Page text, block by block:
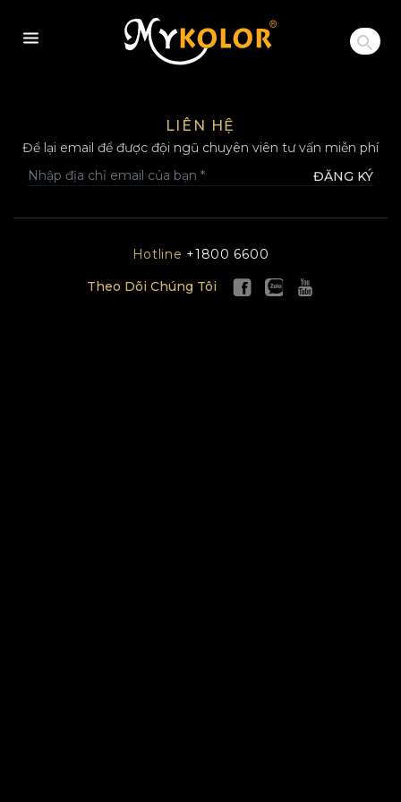
MYKOLOR
LIÊN HỆ
Để lại email để được đội ngũ chuyên viên tư vấn miễn phí
ĐĂNG KÝ
Hotline +1800 6600
Theo Dõi Chúng Tôi